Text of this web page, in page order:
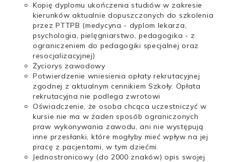
Kopię dyplomu ukończenia studiów w zakresie
kierunków aktualnie dopuszczonych do szkolenia
przez PTTPB (medycyna - dyplom lekarza,
psychologia, pielęgniarstwo, pedagogika - z
ograniczeniem do pedagogiki specjalnej oraz
resocjalizacyjnej)
Życiorys zawodowy
Potwierdzenie wniesienia opłaty rekrutacyjnej
zgodnej z aktualnym cennikiem Szkoły. Opłata
rekrutacyjna nie podlega zwrotowi
Oświadczenie, że osoba chcąca uczestniczyć w
kursie nie ma w żaden sposób ograniczonych
praw wykonywania zawodu, ani nie występują
inne przesłanki, które mogłyby mieć wpływ na jej
pracę z pacjentami, w tym dziećmi.
Jednostronicowy (do 2000 znaków) opis swojej